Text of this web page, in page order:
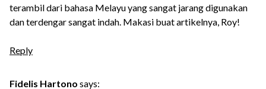
terambil dari bahasa Melayu yang sangat jarang digunakan
dan terdengar sangat indah. Makasi buat artikelnya, Roy!
Reply
Fidelis Hartono says: